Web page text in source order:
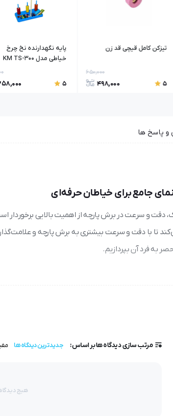
تیزکن کامل قیچی قد زن
5
650,000
498,000
پایه نگهدارنده نخ چرخ
خیاطی مدل KM TS-300
5
پاسخ ها
جامع برای خیاطان حرفه‌ای
دقت و سرعت در برش پارچه از اهمیت بالایی برخوردار
تا با دقت و سرعت بیشتری به برش پارچه و
به فرد آن بپردازیم.
خیاطی است که با استفاده از حرارت، علامت‌گذاری
از این تکنولوژی، امکان علامت‌گذاری دقیق و سریع را برای
مرتب سازی دیدگاه ها بر اساس: جدیدترین دیدگاه ها
هیچ